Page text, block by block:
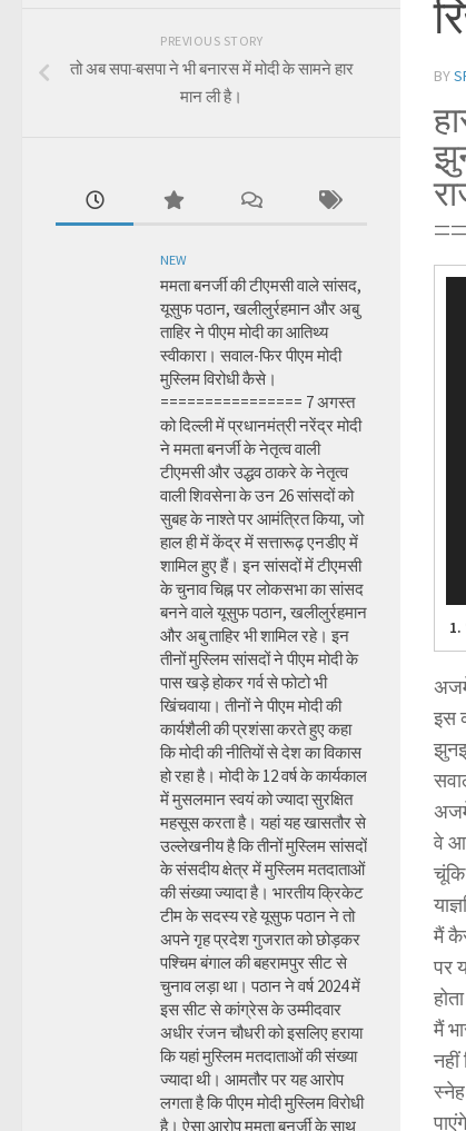
BY
1.
इस
वे
मैं
पर
मैं
PREVIOUS STORY
तो अब सपा-बसपा ने भी बनारस में मोदी के सामने हार
मान ली है।
NEW
ममता बनर्जी की टीएमसी वाले सांसद,
यूसुफ पठान, खलीलुर्रहमान और अबु
ताहिर ने पीएम मोदी का आतिथ्य
स्वीकारा। सवाल-फिर पीएम मोदी
मुस्लिम विरोधी कैसे।
================ 7 अगस्त
को दिल्ली में प्रधानमंत्री नरेंद्र मोदी
ने ममता बनर्जी के नेतृत्व वाली
टीएमसी और उद्धव ठाकरे के नेतृत्व
वाली शिवसेना के उन 26 सांसदों को
सुबह के नाश्ते पर आमंत्रित किया, जो
हाल ही में केंद्र में सत्तारूढ़ एनडीए में
शामिल हुए हैं। इन सांसदों में टीएमसी
के चुनाव चिह्न पर लोकसभा का सांसद
बनने वाले यूसुफ पठान, खलीलुर्रहमान
और अबु ताहिर भी शामिल रहे। इन
तीनों मुस्लिम सांसदों ने पीएम मोदी के
पास खड़े होकर गर्व से फोटो भी
खिंचवाया। तीनों ने पीएम मोदी की
कार्यशैली की प्रशंसा करते हुए कहा
कि मोदी की नीतियों से देश का विकास
हो रहा है। मोदी के 12 वर्ष के कार्यकाल
में मुसलमान स्वयं को ज्यादा सुरक्षित
महसूस करता है। यहां यह खासतौर से
उल्लेखनीय है कि तीनों मुस्लिम सांसदों
के संसदीय क्षेत्र में मुस्लिम मतदाताओं
की संख्या ज्यादा है। भारतीय क्रिकेट
टीम के सदस्य रहे यूसुफ पठान ने तो
अपने गृह प्रदेश गुजरात को छोड़कर
पश्चिम बंगाल की बहरामपुर सीट से
चुनाव लड़ा था। पठान ने वर्ष 2024 में
इस सीट से कांग्रेस के उम्मीदवार
अधीर रंजन चौधरी को इसलिए हराया
कि यहां मुस्लिम मतदाताओं की संख्या
ज्यादा थी। आमतौर पर यह आरोप
लगता है कि पीएम मोदी मुस्लिम विरोधी
है। ऐसा आरोप ममता बनर्जी के साथ